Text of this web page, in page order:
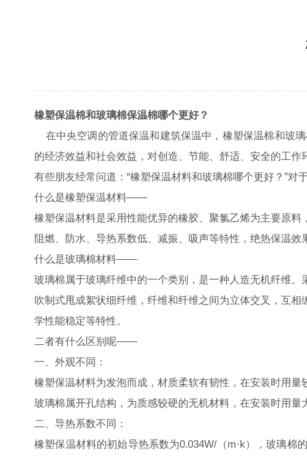
橡塑保温棉和玻璃棉保温棉哪个更好？
在中央空调的管道保温和建筑保温中，橡塑保温棉和玻
的经济效益和社会效益，对创造、节能、舒适、安全的工作
有些朋友经常问道：“橡塑保温材料和玻璃棉哪个更好？”
什么是橡塑保温材料——
橡塑保温材料是采用性能优异的橡胶、聚氯乙烯为主要原
阻燃、防水、导热系数低、减振、吸声等特性，绝热保温效
什么是玻璃棉材料——
玻璃棉属于玻璃纤维中的一个类别，是一种人造无机纤维
吹制式甩成絮状细纤维，纤维和纤维之间为立体交叉，互
学性能稳定等特性。
二者有什么区别呢——
一、外观不同：
橡塑保温材料为发泡而成，材质柔软有韧性，在安装时用
玻璃棉属开孔结构，为质感较硬的无机材料，在安装时用
二、导热系数不同：
橡塑保温材料的初始导热系数为0.034W/（m·k），玻璃棉